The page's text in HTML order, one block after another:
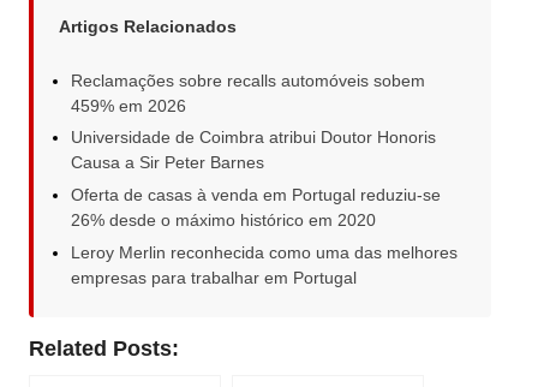
Artigos Relacionados
Reclamações sobre recalls automóveis sobem
459% em 2026
Universidade de Coimbra atribui Doutor Honoris
Causa a Sir Peter Barnes
Oferta de casas à venda em Portugal reduziu-se
26% desde o máximo histórico em 2020
Leroy Merlin reconhecida como uma das melhores
empresas para trabalhar em Portugal
Related Posts: